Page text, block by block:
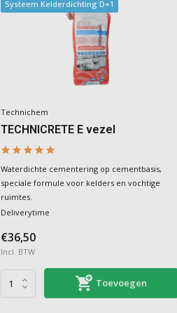
Systeem Kelderdichting D+1
Technichem
TECHNICRETE E vezel
Waterdichte cementering op cementbasis,
speciale formule voor kelders en vochtige
ruimtes.
Deliverytime
€36,50
Incl. BTW
Toevoegen